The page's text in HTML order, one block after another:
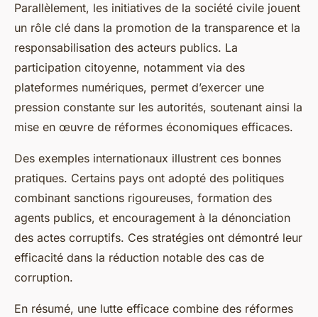
Parallèlement, les initiatives de la société civile jouent
un rôle clé dans la promotion de la transparence et la
responsabilisation des acteurs publics. La
participation citoyenne, notamment via des
plateformes numériques, permet d’exercer une
pression constante sur les autorités, soutenant ainsi la
mise en œuvre de réformes économiques efficaces.
Des exemples internationaux illustrent ces bonnes
pratiques. Certains pays ont adopté des politiques
combinant sanctions rigoureuses, formation des
agents publics, et encouragement à la dénonciation
des actes corruptifs. Ces stratégies ont démontré leur
efficacité dans la réduction notable des cas de
corruption.
En résumé, une lutte efficace combine des réformes